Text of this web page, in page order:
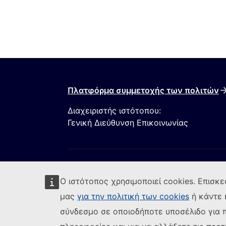
Ο ιστότοπος χρησιμοποιεί cookies.
μας για την πολιτική των cookies ή κάντε
σύνδεσμο σε οποιοδήποτε υποσέλιδο για
Πλατφόρμα συμμετοχής των πολιτών
Διαχειριστής ιστότοπου:
Γενική Διεύθυνση Επικοινωνίας
Ακολουθήστε την Ευρωπαϊκή Επιτροπή
Αναφορά τρωτού σημείου ΤΠ
Γλώσσες